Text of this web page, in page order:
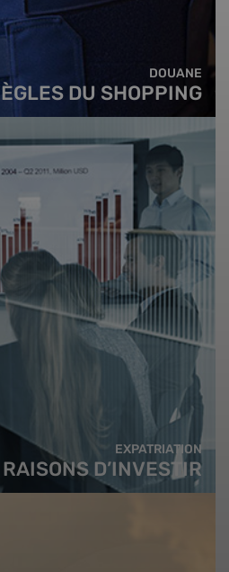
DOUANE
DU SHOPPING
EXPATRIATION
D’INVESTIR